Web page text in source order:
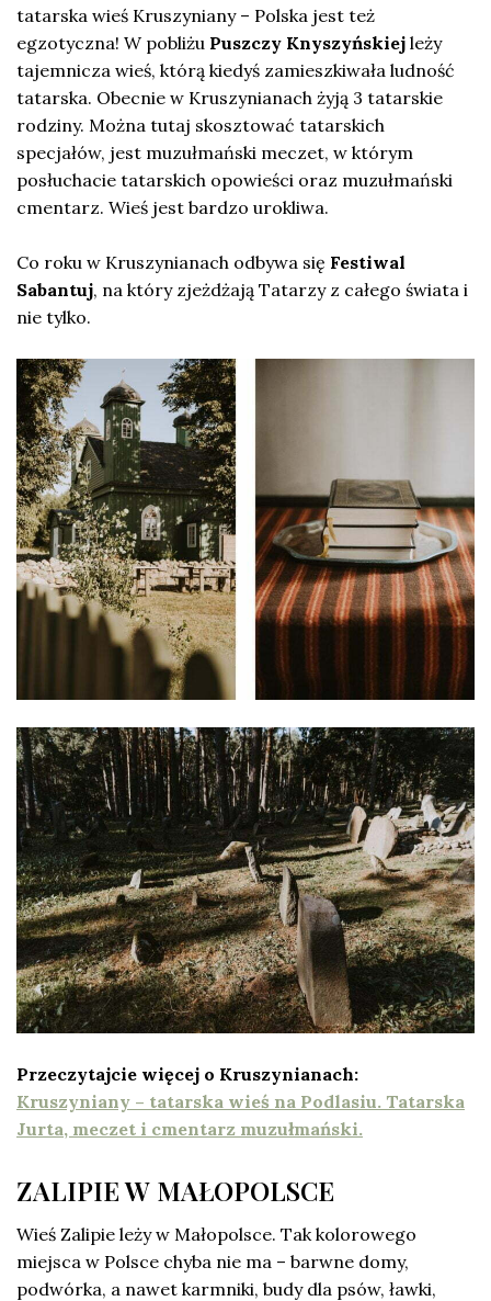
tatarska wieś Kruszyniany – Polska jest też
egzotyczna! W pobliżu Puszczy Knyszyńskiej leży
tajemnicza wieś, którą kiedyś zamieszkiwała ludność
tatarska. Obecnie w Kruszynianach żyją 3 tatarskie
rodziny. Można tutaj skosztować tatarskich
specjałów, jest muzułmański meczet, w którym
posłuchacie tatarskich opowieści oraz muzułmański
cmentarz. Wieś jest bardzo urokliwa.
Co roku w Kruszynianach odbywa się Festiwal
Sabantuj, na który zjeżdżają Tatarzy z całego świata i
nie tylko.
Przeczytajcie więcej o Kruszynianach:
Kruszyniany – tatarska wieś na Podlasiu. Tatarska
Jurta, meczet i cmentarz muzułmański.
ZALIPIE W MAŁOPOLSCE
Wieś Zalipie leży w Małopolsce. Tak kolorowego
miejsca w Polsce chyba nie ma – barwne domy,
podwórka, a nawet karmniki, budy dla psów, ławki,